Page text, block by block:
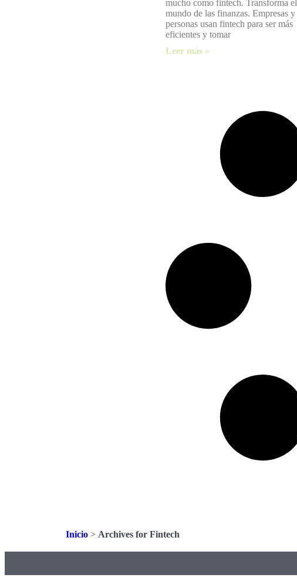
mucho como fintech. Transforma el
mundo de las finanzas. Empresas y
personas usan fintech para ser más
eficientes y tomar
Leer más »
Inicio > Archives for Fintech